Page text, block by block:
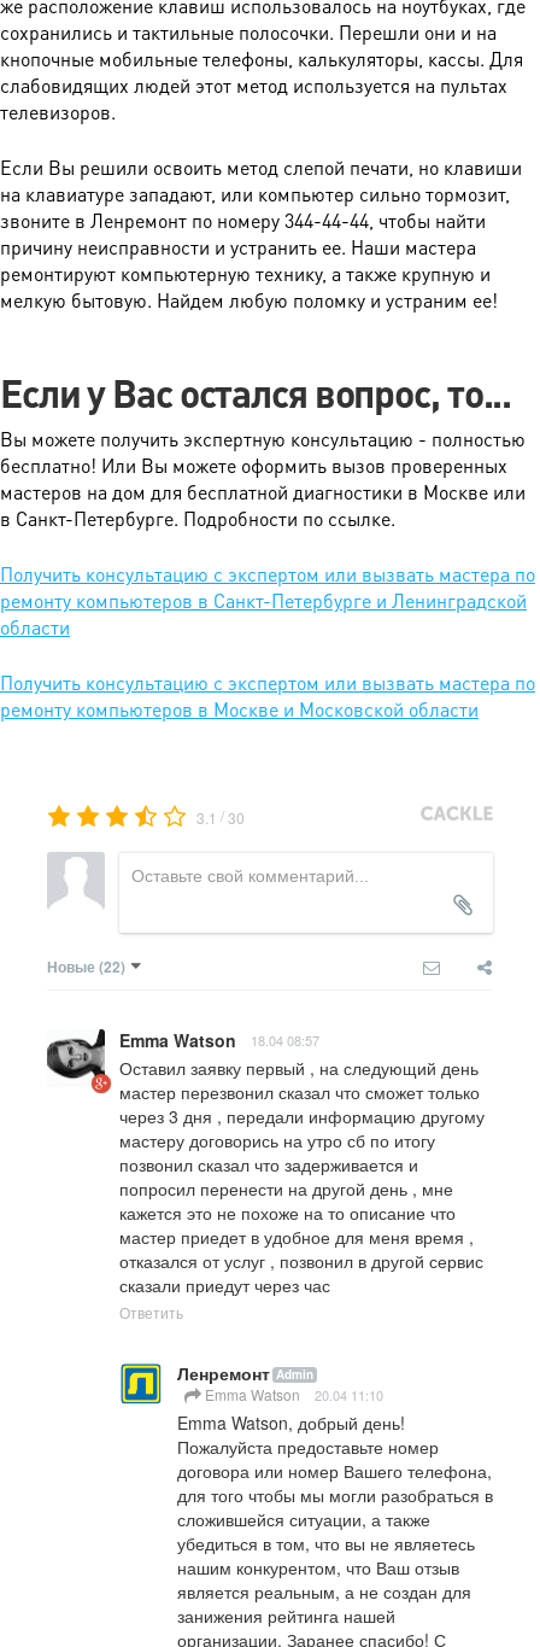
же расположение клавиш использовалось на ноутбуках, где
сохранились и тактильные полосочки. Перешли они и на
кнопочные мобильные телефоны, калькуляторы, кассы. Для
слабовидящих людей этот метод используется на пультах
телевизоров.
Если Вы решили освоить метод слепой печати, но клавиши
на клавиатуре западают, или компьютер сильно тормозит,
звоните в Ленремонт по номеру 344-44-44, чтобы найти
причину неисправности и устранить ее. Наши мастера
ремонтируют компьютерную технику, а также крупную и
мелкую бытовую. Найдем любую поломку и устраним ее!
Если у Вас остался вопрос, то...
Вы можете получить экспертную консультацию - полностью
бесплатно! Или Вы можете оформить вызов проверенных
мастеров на дом для бесплатной диагностики в Москве или
в Санкт-Петербурге. Подробности по ссылке.
Получить консультацию с экспертом или вызвать мастера по
ремонту компьютеров в Санкт-Петербурге и Ленинградской
области
Получить консультацию с экспертом или вызвать мастера по
ремонту компьютеров в Москве и Московской области
3.1 /30
Новые (22)
Emma Watson 18.04 08:57
Оставил заявку первый , на следующий день
мастер перезвонил сказал что сможет только
через 3 дня , передали информацию другому
мастеру договорись на утро сб по итогу
позвонил сказал что задерживается и
попросил перенести на другой день , мне
кажется это не похоже на то описание что
мастер приедет в удобное для меня время ,
отказался от услуг , позвонил в другой сервис
сказали приедут через час
Ответить
Ленремонт Admin
Emma Watson 20.04 11:10
Emma Watson, добрый день!
Пожалуйста предоставьте номер
договора или номер Вашего телефона,
для того чтобы мы могли разобраться в
сложившейся ситуации, а также
убедиться в том, что вы не являетесь
нашим конкурентом, что Ваш отзыв
является реальным, а не создан для
занижения рейтинга нашей
организации. Заранее спасибо! С